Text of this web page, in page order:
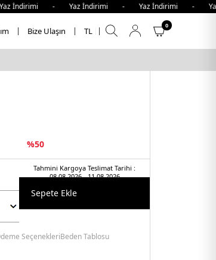
- Yaz İndirimi - Yaz İndirimi -
Bize Ulaşın TL
0
%50
Tahmini Kargoya Teslimat Tarihi :
08.08.2026 - 11.08.2026
Sepete Ekle
SeçenekleriBeden Tablosu